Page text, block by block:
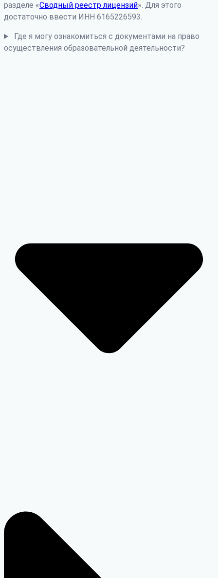
разделе «Сводный реестр лицензий». Для этого
достаточно ввести ИНН 6165226593.
Где я могу ознакомиться с документами на право
осуществления образовательной деятельности?